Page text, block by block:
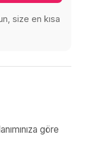
size en kısa
göre